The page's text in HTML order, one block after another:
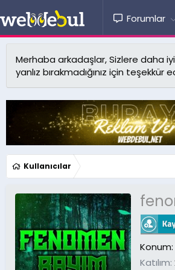
Forumlar
Merhaba arkadaşlar, Sizlere daha
yanlız bırakmadığınız için teşekkür
Kullanıcılar
Konum:
Katılım